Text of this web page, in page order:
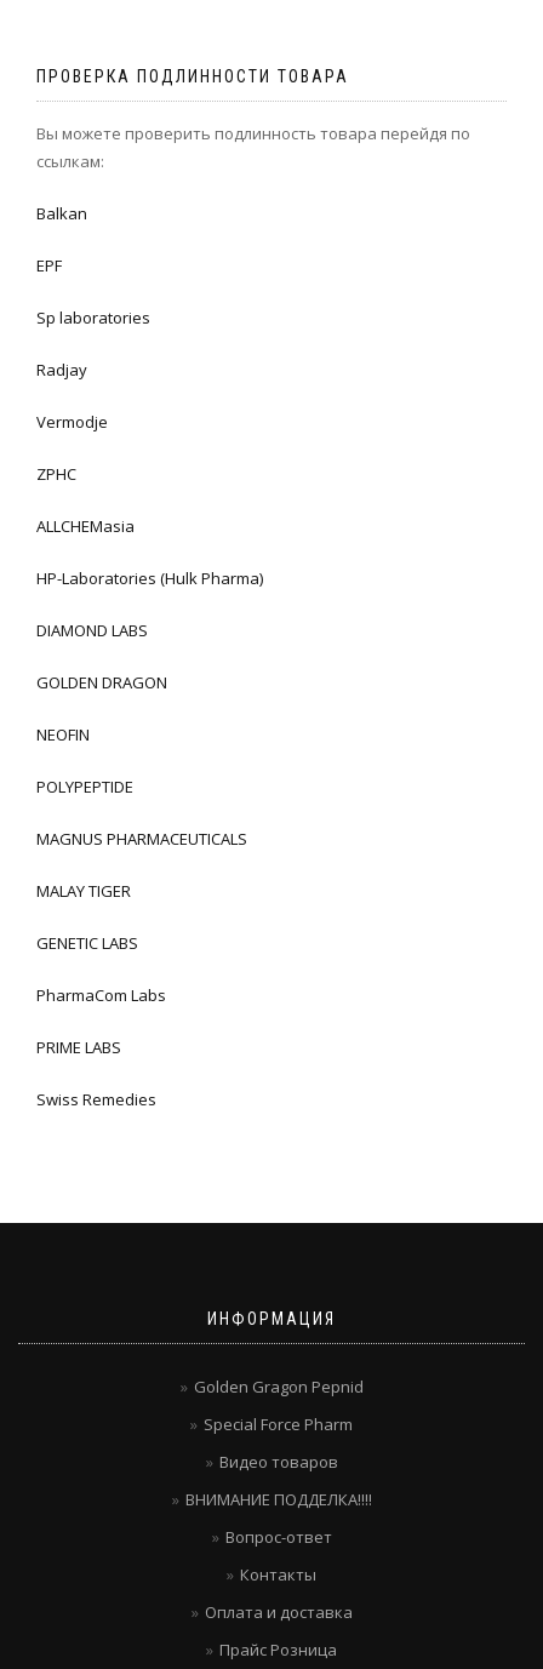
ПРОВЕРКА ПОДЛИННОСТИ ТОВАРА
Вы можете проверить подлинность товара перейдя по
ссылкам:
Balkan
EPF
Sp laboratories
Radjay
Vermodje
ZPHC
ALLCHEMasia
HP-Laboratories (Hulk Pharma)
DIAMOND LABS
GOLDEN DRAGON
NEOFIN
POLYPEPTIDE
MAGNUS PHARMACEUTICALS
MALAY TIGER
GENETIC LABS
PharmaCom Labs
PRIME LABS
Swiss Remedies
ИНФОРМАЦИЯ
Golden Gragon Pepnid
Special Force Pharm
Видео товаров
ВНИМАНИЕ ПОДДЕЛКА!!!!
Вопрос-ответ
Контакты
Оплата и доставка
Прайс Розница